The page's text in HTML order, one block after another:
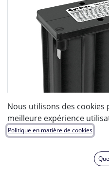
Nous utilisons des
meilleure expérience
Politique en matière de cookies